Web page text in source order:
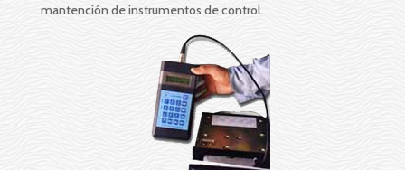
mantención de instrumentos de control.